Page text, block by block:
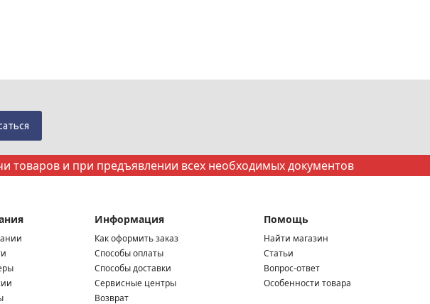
товаров и при предъявлении всех необходимых документов
Информация
Как оформить заказ
Способы оплаты
Способы доставки
Сервисные центры
Возврат
Помощь
Найти магазин
Статьи
Вопрос-ответ
Особенности товара